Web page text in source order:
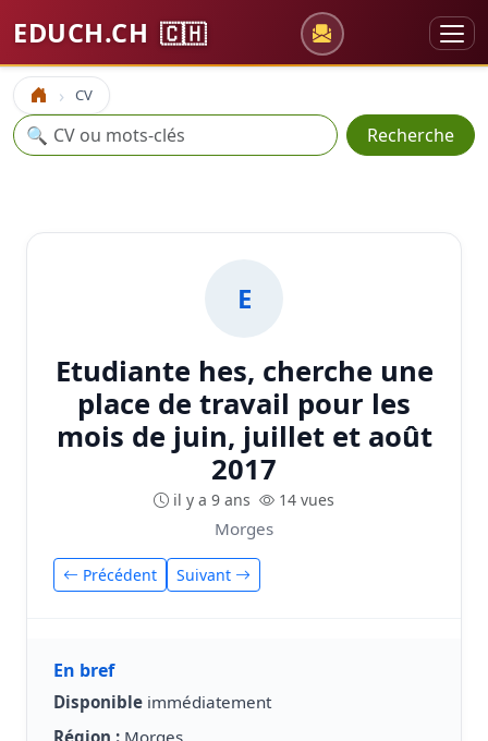
EDUCH.CH 🇨🇭
Accueil CV
Recherche
🔍 Recherche
E
Etudiante hes, cherche une
place de travail pour les
mois de juin, juillet et août
2017
il y a 9 ans 14 vues
Morges
Précédent Suivant
En bref
Disponible immédiatement
Région : Morges